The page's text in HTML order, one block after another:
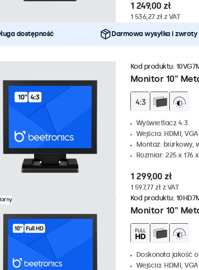
1 249,00 zł
1 536,27 zł z VAT
dostępność Darmowa wysyłka i zwroty
Monitor 10"
Kod produktu:
Wyświetlacz 4:3
Wejścia: HDMI,
Montaż: biurkowy,
Rozmiar: 225 x 176
1 299,00 zł
1 597,77 zł z VAT
Monitor 10"
Kod produktu:
Doskonała jakość
Wejścia: HDMI,